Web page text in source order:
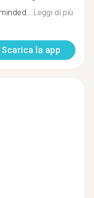
Leggi di più
Scarica la app